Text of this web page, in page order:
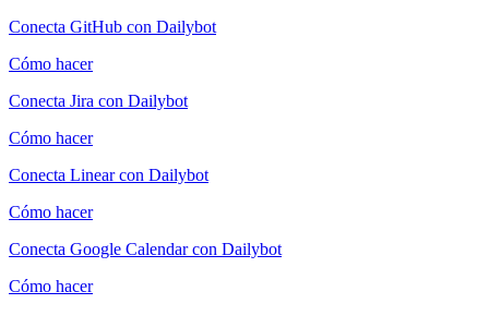
Conecta GitHub con Dailybot
Cómo hacer
Conecta Jira con Dailybot
Cómo hacer
Conecta Linear con Dailybot
Cómo hacer
Conecta Google Calendar con Dailybot
Cómo hacer